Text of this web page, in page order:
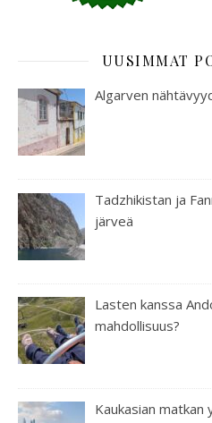
UUSIMMAT
Algarven
Tadzhikistan ja
järveä
Lasten kanssa
mahdollisuus?
Kaukasian matkan